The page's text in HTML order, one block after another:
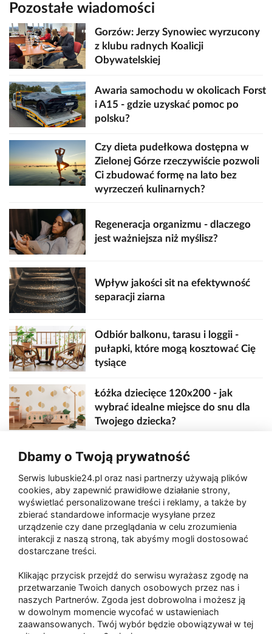
Pozostałe wiadomości
Gorzów: Jerzy Synowiec wyrzucony
z klubu radnych Koalicji
Obywatelskiej
Awaria samochodu w okolicach Forst
i A15 - gdzie uzyskać pomoc po
polsku?
Czy dieta pudełkowa dostępna w
Zielonej Górze rzeczywiście pozwoli
Ci zbudować formę na lato bez
wyrzeczeń kulinarnych?
Regeneracja organizmu - dlaczego
jest ważniejsza niż myślisz?
Wpływ jakości sit na efektywność
separacji ziarna
Odbiór balkonu, tarasu i loggii -
pułapki, które mogą kosztować Cię
tysiące
Łóżka dziecięce 120x200 - jak
wybrać idealne miejsce do snu dla
Twojego dziecka?
Toalety przenośne - ile metrów od
sceny, jedzenia i wejścia?
Zaatakował seniora na "kwadracie"
Ruszyła rozbiórka ściany spalonej
hali
Dbamy o Twoją prywatność
Serwis lubuskie24.pl oraz nasi partnerzy używają plików
cookies, aby zapewnić prawidłowe działanie strony,
wyświetlać personalizowane treści i reklamy, a także by
zbierać standardowe informacje wysyłane przez
urządzenie czy dane przeglądania w celu zrozumienia
interakcji z naszą stroną, tak abyśmy mogli dostosować
dostarczane treści.
Klikając przycisk przejdź do serwisu wyrażasz zgodę na
przetwarzanie Twoich danych osobowych przez nas i
naszych Partnerów. Zgoda jest dobrowolna i możesz ją
w dowolnym momencie wycofać w ustawieniach
zaawansowanych. Twój wybór będzie obowiązywał w tej